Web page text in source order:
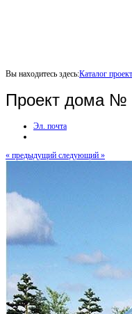
Вы находитесь здесь:Каталог
Проект дома №
Эл. почта
« предыдущий следующий »